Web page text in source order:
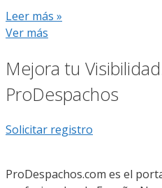
Leer más »
Ver más
Mejora tu
ProDespachos
Solicitar registro
ProDespachos.com es el